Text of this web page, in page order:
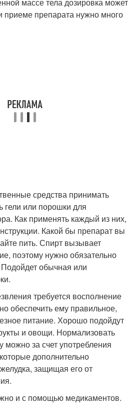
препарата нужно много
средства принимать
гели или порошки для
Как применять каждый из них,
Какой бы препарат вы
пить. Спирт вызывает
поэтому нужно обязательно
обычная или
требуется восполнение
обеспечить ему правильное,
питание. Хорошо подойдут
и овощи. Нормализовать
за счет употребления
дополнительно
защищая его от
и с помощью медикаментов.